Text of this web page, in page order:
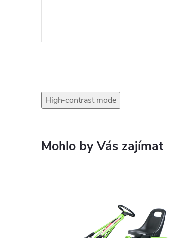
High-contrast mode